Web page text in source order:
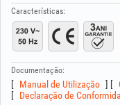
mecanismo simples para
mistura e armazenamento,
A transmissão por correia
vibrações durante o
trabalho mais confortável.
contra a entrada de pó e
Características:
Potência: 1000 W
Características:
Documentação:
Manual de Utilização
Declaração de